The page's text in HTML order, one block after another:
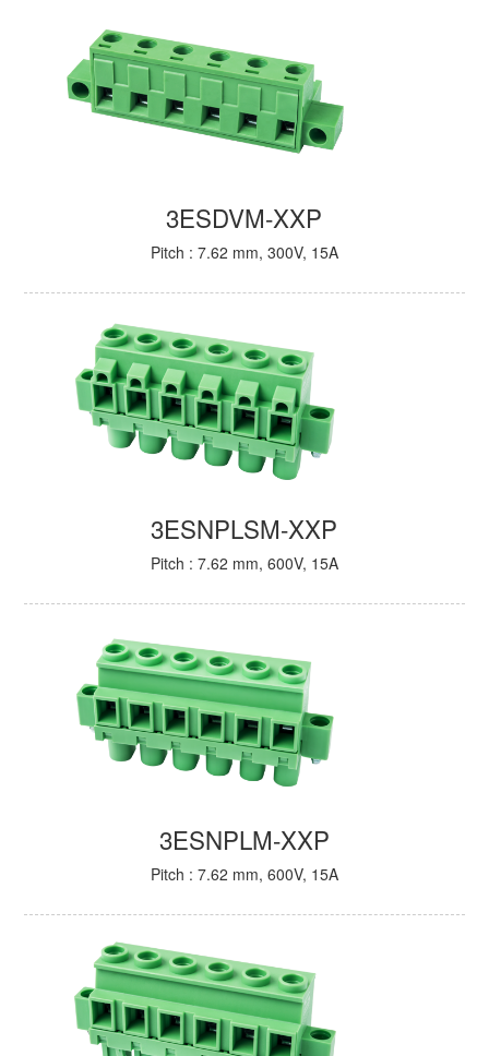
3ESDVM-XXP
Pitch : 7.62 mm, 300V, 15A
3ESNPLSM-XXP
Pitch : 7.62 mm, 600V, 15A
3ESNPLM-XXP
Pitch : 7.62 mm, 600V, 15A